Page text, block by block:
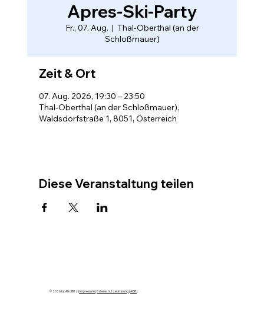
Apres-Ski-Party
Fr., 07. Aug.
  |
Thal-Oberthal (an der
Schloßmauer)
Zeit & Ort
07. Aug. 2026, 19:30 – 23:50
Thal-Oberthal (an der Schloßmauer),
Waldsdorfstraße 1, 8051, Österreich
Diese Veranstaltung teilen
© 2026 by AlkoBlitz |Impressum|Datenschutzerklärung|AGB|.